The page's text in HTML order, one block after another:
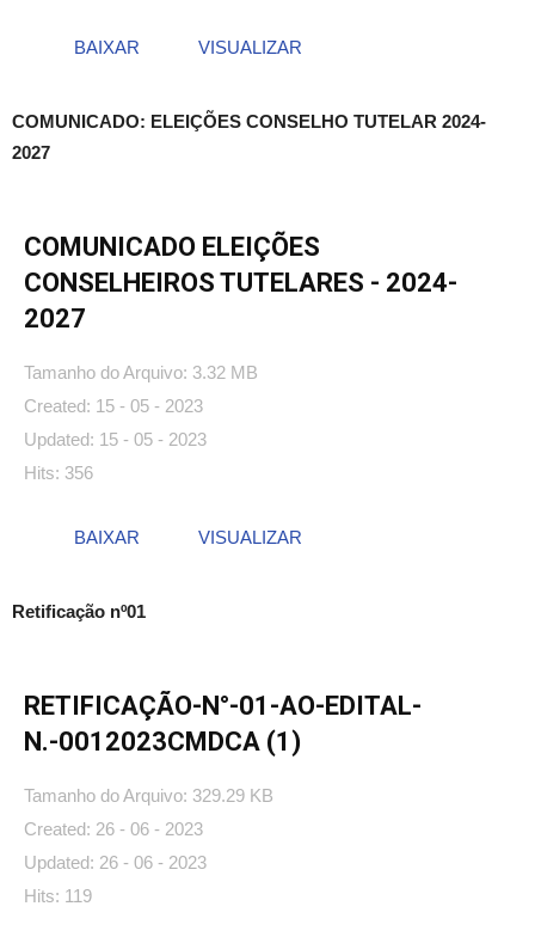
BAIXAR VISUALIZAR
COMUNICADO: ELEIÇÕES CONSELHO TUTELAR 2024-
2027
COMUNICADO ELEIÇÕES
CONSELHEIROS TUTELARES - 2024-
2027
Tamanho do Arquivo: 3.32 MB
Created: 15 - 05 - 2023
Updated: 15 - 05 - 2023
Hits: 356
BAIXAR VISUALIZAR
Retificação nº01
RETIFICAÇÃO-N°-01-AO-EDITAL-
N.-0012023CMDCA (1)
Tamanho do Arquivo: 329.29 KB
Created: 26 - 06 - 2023
Updated: 26 - 06 - 2023
Hits: 119